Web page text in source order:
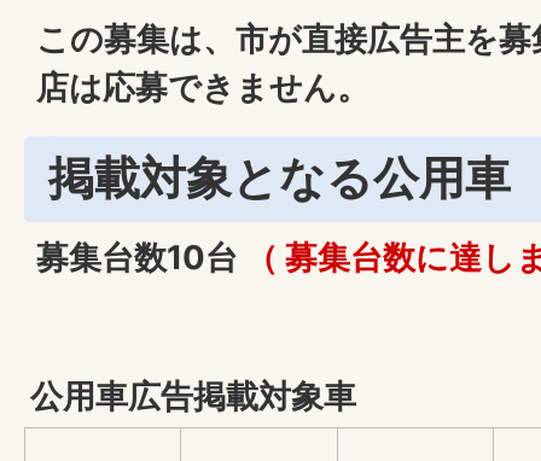
この募集は、市が直接広告主を
店は応募できません。
掲載対象となる公用車
募集台数10台 （ 募集台数に達し
公用車広告掲載対象車